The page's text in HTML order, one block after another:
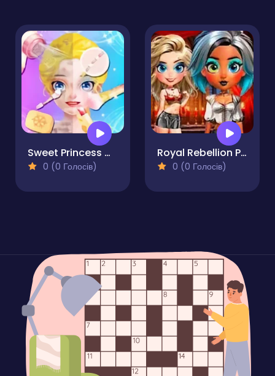
Sweet Princess Makeup Party
0 (0 Голосів)
Royal Rebellion Punk Magic
0 (0 Голосів)